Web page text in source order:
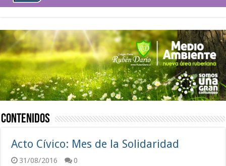
Contenidos
Acto Cívico: Mes de la Solidaridad
31/08/2016
0